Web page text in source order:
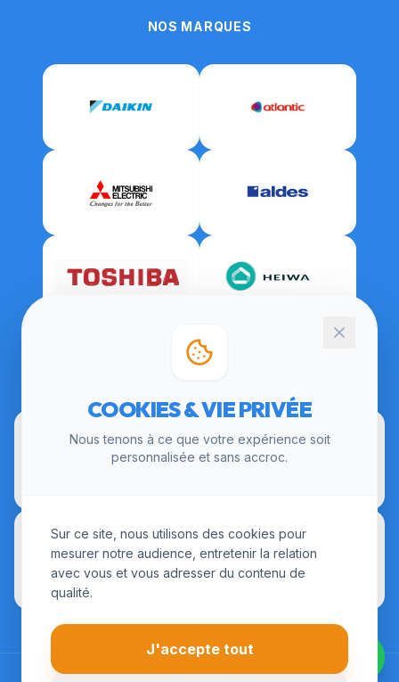
NOS MARQUES
COOKIES & VIE PRIVÉE
Nous tenons à ce que votre expérience soit
personnalisée et sans accroc.
Sur ce site, nous utilisons des cookies pour
mesurer notre audience, entretenir la relation
avec vous et vous adresser du contenu de
qualité.
J'accepte tout